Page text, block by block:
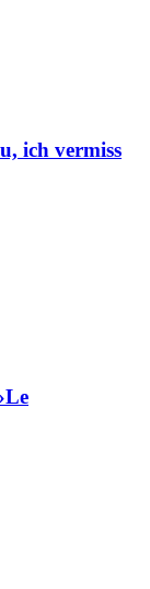
ich vermiss